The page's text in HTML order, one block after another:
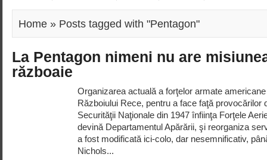
Home » Posts tagged with "Pentagon"
La Pentagon nimeni nu are
războaie
Organizarea actuală a forţelor armate
Războiului Rece, pentru a face faţă provocărilor
Securităţii Naţionale din 1947 înfiinţa Forţele
devină Departamentul Apărării, şi reorganiza
a fost modificată ici-colo, dar nesemnificativ,
Nichols...